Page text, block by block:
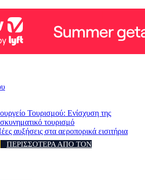
Τουρισμού: Ενίσχυση της
τουρισμό
αυξήσεις στα αεροπορικά εισιτήρια
ΠΕΡΙΣΣΟΤΕΡΑ ΑΠΟ ΤΟΝ